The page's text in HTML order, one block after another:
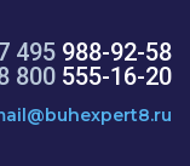
495 988-92-58
800 555-16-20